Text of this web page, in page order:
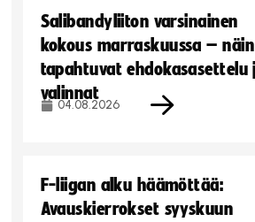
Salibandyliiton varsinainen
kokous marraskuussa – näin
tapahtuvat ehdokasasettelu
valinnat
04.08.2026
F-liigan alku häämöttää:
Avauskierrokset syyskuun